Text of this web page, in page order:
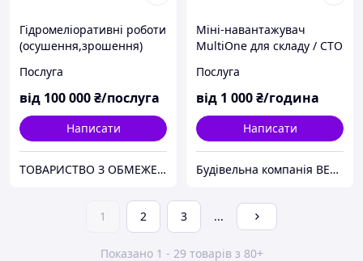
Гідромеліоративні роботи
(осушення,зрошення)
Послуга
від 100 000₴/послуга
Написати
ТОВАРИСТВО З ОБМЕЖЕНОЮ ВІДПОВІДАЛЬНІСТЮ "ТРУБІЖВОДЕКСПЛУАТАЦІЯ"
Міні-навантажувач
MultiOne для складу / СТО
оренда з оператором
Послуга
від 1 000₴/година
Написати
Будівельна компанія ВЕЛЛКІР
1 2 3 ...
Показано 1 - 29 товарів з 80+